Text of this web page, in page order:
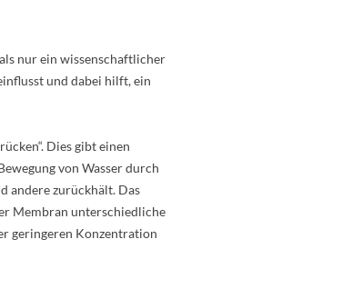
nur ein wissenschaftlicher
und dabei hilft, ein
Dies gibt einen
von Wasser durch
andere zurückhält. Das
Membran unterschiedliche
geringeren Konzentration